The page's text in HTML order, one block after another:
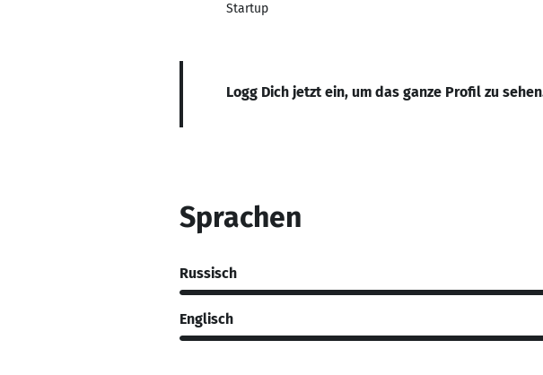
Startup
Logg Dich jetzt ein, um das ganze Profil zu
Sprachen
Russisch
Englisch